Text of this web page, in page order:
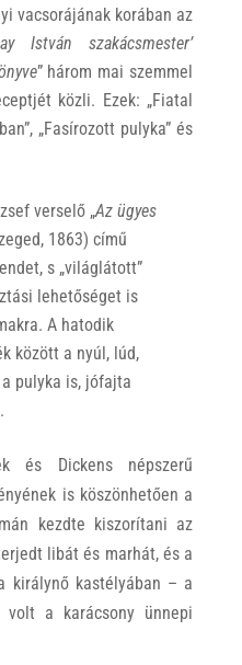
vacsorájának korában az
István szakácsmester’
” három mai szemmel
közli. Ezek: „Fiatal
„Fasírozott pulyka” és
verselő „Az ügyes
1863) című
s „világlátott”
lehetőséget is
A hatodik
között a nyúl, lúd,
pulyka is, jófajta
és Dickens népszerű
is köszönhetően a
kezdte kiszorítani az
libát és marhát, és a
királynő kastélyában – a
volt a karácsony ünnepi